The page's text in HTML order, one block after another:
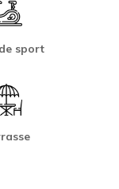
sport